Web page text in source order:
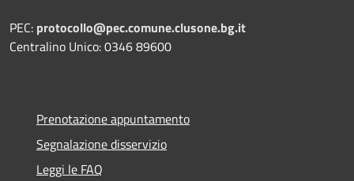
PEC: protocollo@pec.comune.clusone.bg.it
Centralino Unico: 0346 89600
Prenotazione appuntamento
Segnalazione disservizio
Leggi le FAQ